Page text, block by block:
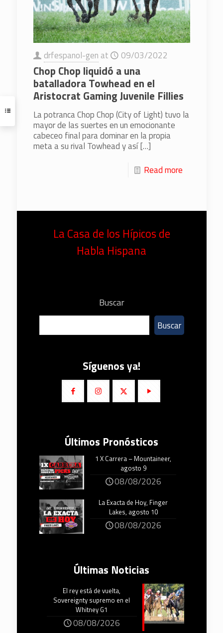
drfespanol-gen at 09/03/2022
Chop Chop liquidó a una
batalladora Towhead en el
Aristocrat Gaming Juvenile Fillies
La potranca Chop Chop (City of Light) tuvo la
mayor de las suertes en un emocionante
cabeceo final para dominar en la propia
meta a su rival Towhead y así[…]
Read more
La Casa de los Hípicos de
Habla Hispana
Buscar
Buscar
Síguenos ya!
Últimos Pronósticos
1 X Carrera – Mountaineer,
agosto 9
08/08/2026
La Exacta de Hoy, Finger
Lakes, agosto 10
08/08/2026
Últimas Noticias
El rey está de vuelta,
Sovereignty supremo en el
Whitney G1
08/08/2026